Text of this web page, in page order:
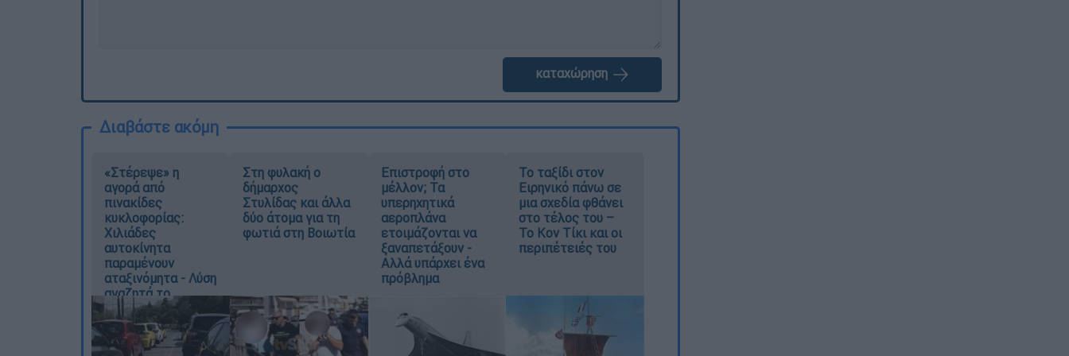
καταχώρηση
Διαβάστε ακόμη
«Στέρεψε» η
αγορά από
πινακίδες
κυκλοφορίας:
Χιλιάδες
αυτοκίνητα
παραμένουν
αταξινόμητα - Λύση
αναζητά το
υπουργείο
Στη φυλακή ο
δήμαρχος
Στυλίδας και άλλα
δύο άτομα για τη
φωτιά στη Βοιωτία
Επιστροφή στο
μέλλον; Τα
υπερηχητικά
αεροπλάνα
ετοιμάζονται να
ξαναπετάξουν -
Αλλά υπάρχει ένα
πρόβλημα
Το ταξίδι στον
Ειρηνικό πάνω σε
μια σχεδία φθάνει
στο τέλος του –
Το Κον Τίκι και οι
περιπέτειές του